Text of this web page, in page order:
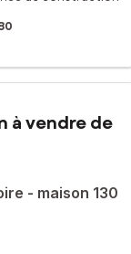
à vendre de
- maison 130
implantée